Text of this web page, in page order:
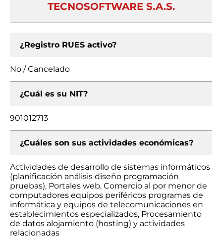
TECNOSOFTWARE S.A.S.
¿Registro RUES activo?
No / Cancelado
¿Cuál es su NIT?
901012713
¿Cuáles son sus actividades económicas?
Actividades de desarrollo de sistemas informáticos
(planificación análisis diseño programación
pruebas), Portales web, Comercio al por menor de
computadores equipos periféricos programas de
informática y equipos de telecomunicaciones en
establecimientos especializados, Procesamiento
de datos alojamiento (hosting) y actividades
relacionadas